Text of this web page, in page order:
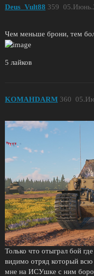
Deus_Vult88 359
Чем меньше брони, тем
5 лайков
KOMAHDARM 360
Только что отыграл бой
видимо отряд который всю
мне на ИСУшке с ним